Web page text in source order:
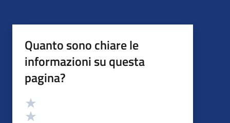
Quanto sono chiare le
informazioni su questa
pagina?
Valutazione